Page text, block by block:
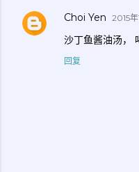
Choi Yen 2015年
沙丁鱼酱油汤，
回复